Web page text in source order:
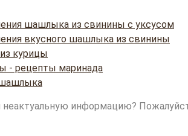
шашлыка из свинины с уксусом
вкусного шашлыка из свинины
курицы
- рецепты маринада
информацию?